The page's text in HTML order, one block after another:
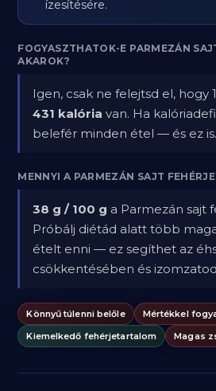
ízesítésére.
FOGYASZTHATOK-E PARMEZÁN
AKAROK?
Igen, csak ne felejtsd el, hogy
431 kalória van. Ha
belefér minden étel — és ez is.
MENNYI A PARMEZÁN SAJT
38 g / 100 g a Parmezán sajt
Próbálj diétád alatt több
ételt enni — ez segíthet az
csökkentésében és
Könnyű túlenni belőle
Mértékkel
Kiemelkedő fehérjetartalom
Magas